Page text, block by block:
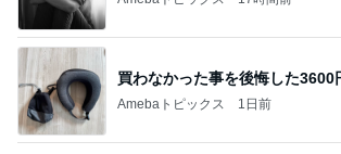
買わなかった事を後悔した3600
Amebaトピックス 1日前